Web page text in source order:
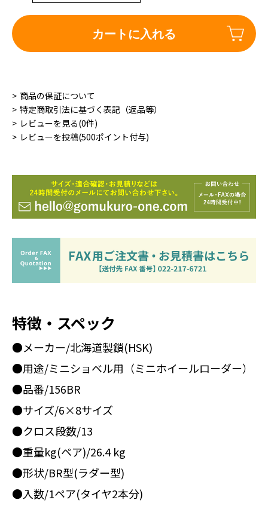
カートに入れる
商品の保証について
特定商取引法に基づく表記（返品等）
レビューを見る(0件)
レビューを投稿(500ポイント付与)
特徴・スペック
●メーカー/北海道製鎖(HSK)
●用途/ミニショベル用（ミニホイールローダー）
●品番/156BR
●サイズ/6×8サイズ
●クロス段数/13
●重量kg(ペア)/26.4 kg
●形状/BR型(ラダー型)
●入数/1ペア(タイヤ2本分)